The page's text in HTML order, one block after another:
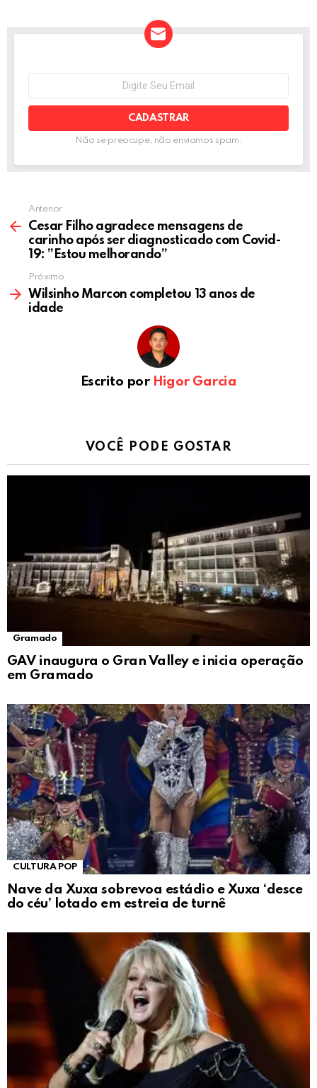
o
k
er
ke
dI
p
p
NEWSLETTER
mail:
Não se preocupe, não enviamos spam.
Anterior
Cesar Filho agradece mensagens de
carinho após ser diagnosticado com Covid-
19: ”Estou melhorando”
Próximo
Wilsinho Marcon completou 13 anos de
idade
Escrito por Higor Garcia
VOCÊ PODE GOSTAR
Gramado
GAV inaugura o Gran Valley e inicia operação
em Gramado
CULTURA POP
Nave da Xuxa sobrevoa estádio e Xuxa ‘desce
do céu’ lotado em estreia de turnê